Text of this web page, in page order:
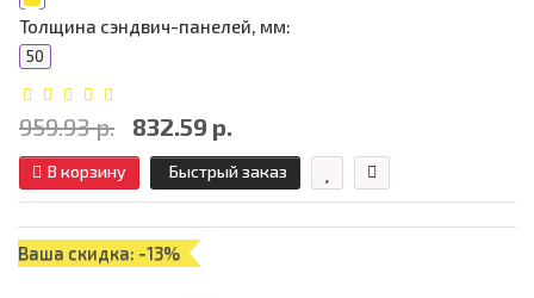
Толщина сэндвич-панелей, мм:
50
959.93 р. 832.59 р.
В корзину Быстрый заказ
Ваша скидка: -13%